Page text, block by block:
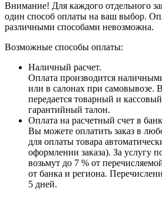
Внимание! Для каждого отдельного
один способ оплаты на ваш выбор.
различными способами невозможна.
Возможные способы оплаты:
Наличный расчет.
Оплата производится
или в салонах при самовывозе.
передается товарный и
гарантийный талон.
Оплата на расчетный счет в
Вы можете оплатить заказ в
для оплаты товара
оформлении заказа). За услугу
возьмут до 7 % от
от банка и региона.
5 дней.